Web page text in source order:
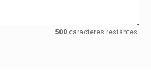
500caracteres restantes.